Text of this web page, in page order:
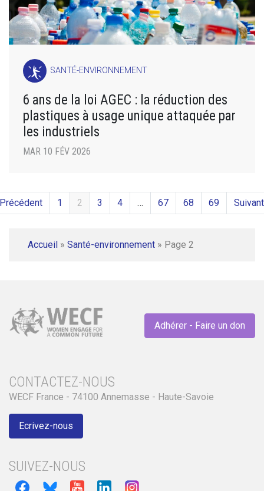
SANTÉ-ENVIRONNEMENT
6 ans de la loi AGEC : la réduction des
plastiques à usage unique attaquée par
les industriels
MAR 10 FÉV 2026
1 2 3 4 … 67 68 69
Accueil » Santé-environnement » Page 2
Adhérer - Faire un don
CONTACTEZ-NOUS
WECF France - 74100 Annemasse - Haute-Savoie
Ecrivez-nous
SUIVEZ-NOUS